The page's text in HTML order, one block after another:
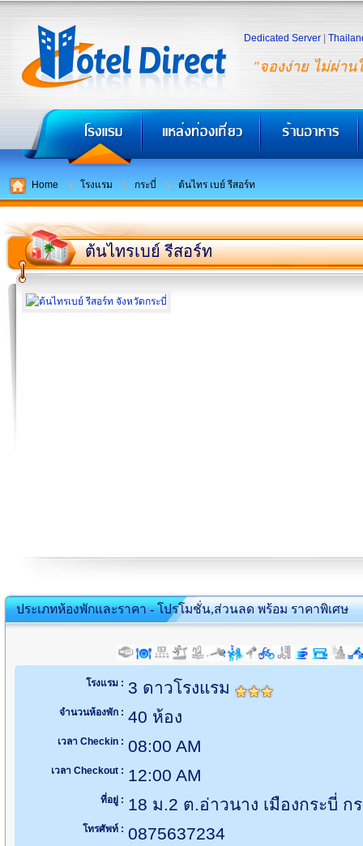
"จองง่าย ไม่ผ่าน
Dedicated Server
Home โรงแรม กระบี่ ต้นไทร เบย์ รีสอร์ท
ต้นไทรเบย์ รีสอร์ท
ประเภทห้องพักและราคา - โปรโมชั่น,ส่วนลด พร้อม ราคาพิเศษ
โรงแรม : 3 ดาวโรงแรม
จำนวนห้องพัก : 40 ห้อง
เวลา Checkin : 08:00 AM
เวลา Checkout : 12:00 AM
ที่อยู่ : 18 ม.2 ต.อ่าวนาง เมืองกระบี่ ก
โทรศัพท์ : 0875637234